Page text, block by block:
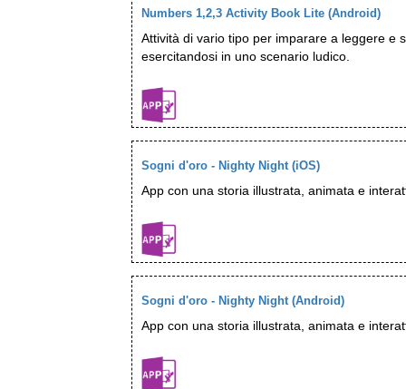
Numbers 1,2,3 Activity Book Lite (Android)
Attività di vario tipo per imparare a leggere e
esercitandosi in uno scenario ludico.
Sogni d'oro - Nighty Night (iOS)
App con una storia illustrata, animata e
Sogni d'oro - Nighty Night (Android)
App con una storia illustrata, animata e